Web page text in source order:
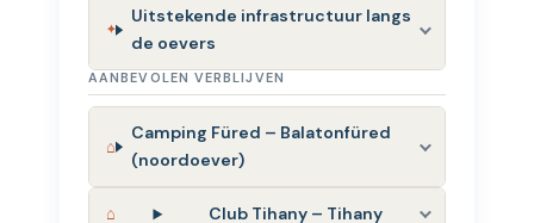
Uitstekende infrastructuur langs
de oevers
AANBEVOLEN VERBLIJVEN
Camping Füred – Balatonfüred
(noordoever)
Club Tihany – Tihany